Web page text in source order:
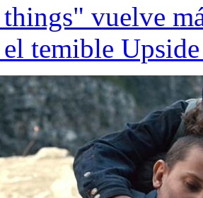
vuelve
el temible